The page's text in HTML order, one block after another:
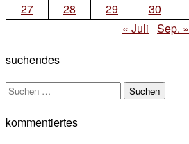
27
28 29 30
« Juli Sep. »
suchendes
Suchen
kommentiertes